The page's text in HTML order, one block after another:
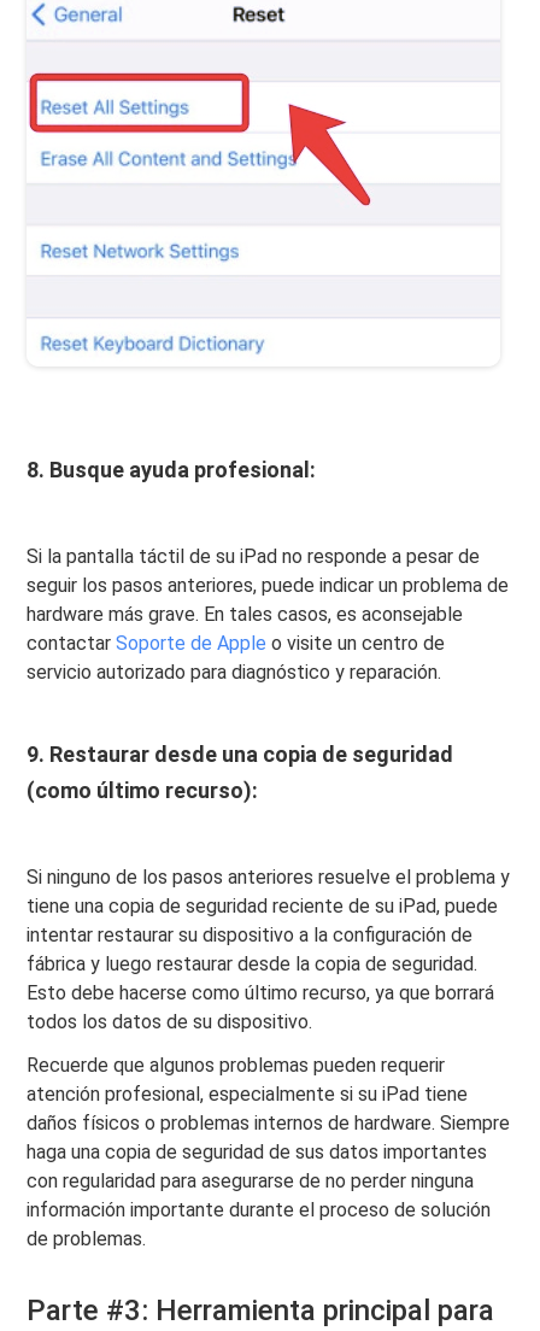
8. Busque ayuda profesional:
Si la pantalla táctil de su iPad no responde a pesar de
seguir los pasos anteriores, puede indicar un problema de
hardware más grave. En tales casos, es aconsejable
contactarSoporte de Apple o visite un centro de
servicio autorizado para diagnóstico y reparación.
9. Restaurar desde una copia de seguridad
(como último recurso):
Si ninguno de los pasos anteriores resuelve el problema y
tiene una copia de seguridad reciente de su iPad, puede
intentar restaurar su dispositivo a la configuración de
fábrica y luego restaurar desde la copia de seguridad.
Esto debe hacerse como último recurso, ya que borrará
todos los datos de su dispositivo.
Recuerde que algunos problemas pueden requerir
atención profesional, especialmente si su iPad tiene
daños físicos o problemas internos de hardware. Siempre
haga una copia de seguridad de sus datos importantes
con regularidad para asegurarse de no perder ninguna
información importante durante el proceso de solución
de problemas.
Parte #3: Herramienta principal para